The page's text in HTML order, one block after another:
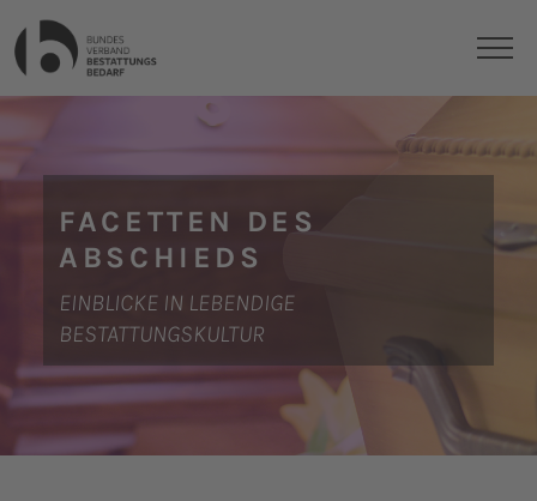
FACETTEN DES
ABSCHIEDS
EINBLICKE IN LEBENDIGE
BESTATTUNGSKULTUR